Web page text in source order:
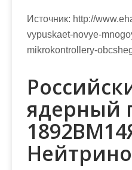
Источник: http://
vypuskaet-novye-
mikrokontrollery-
ядерный
Нейтрино